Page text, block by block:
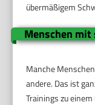
übermäßigem
Menschen
Manche
andere. Das ist
Trainings zu